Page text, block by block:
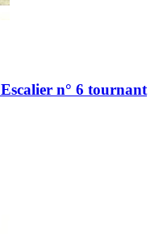
n° 6 tournant